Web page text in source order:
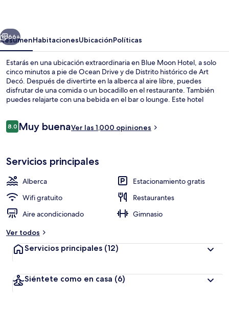
Siguiente
66+
ResumenHabitacionesUbicaciónPolíticas
Estarás en una ubicación extraordinaria en Blue Moon Hotel, a solo
cinco minutos a pie de Ocean Drive y de Distrito histórico de Art
Decó. Después de divertirte en la alberca al aire libre, puedes
disfrutar de una comida o un bocadillo en el restaurante. También
puedes relajarte con una bebida en el bar o lounge. Este hotel
amenidades y características como la alberca y el personal amable.
Opiniones
8.08.0 de 10,
Muy buenaVer las 1,000 opiniones
Servicios principales
Alberca
Estacionamiento gratis
Wifi gratuito
Restaurantes
Aire acondicionado
Gimnasio
Ver todos
Servicios principales (12)
Siéntete como en casa (6)